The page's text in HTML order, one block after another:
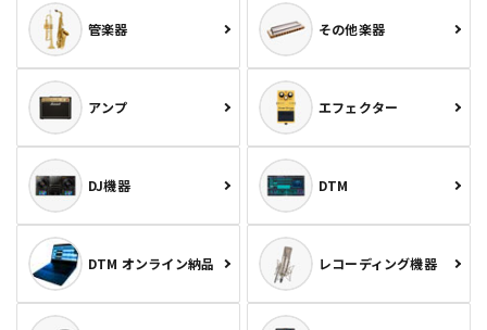
管楽器 その他楽器
アンプ エフェクター
DJ機器 DTM
DTM オンライン納品 レコーディング機器